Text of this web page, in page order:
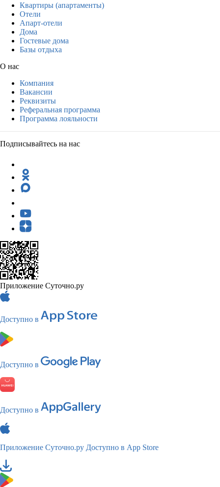
Квартиры (апартаменты)
Отели
Апарт-отели
Дома
Гостевые дома
Базы отдыха
О нас
Компания
Вакансии
Реквизиты
Реферальная программа
Программа лояльности
Подписывайтесь на нас
Приложение Суточно.ру
Доступно в
Доступно в
Доступно в
Приложение Суточно.ру Доступно в App Store